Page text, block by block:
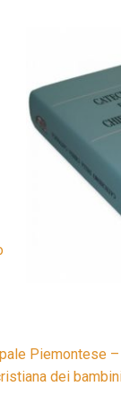
Piemontese –
dei